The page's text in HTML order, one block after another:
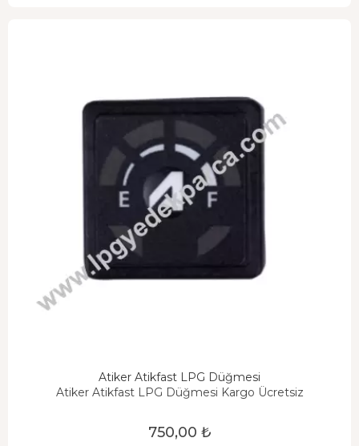
Atiker Atikfast LPG Düğmesi
Atiker Atikfast LPG Düğmesi Kargo Ücretsiz
750,00 ₺